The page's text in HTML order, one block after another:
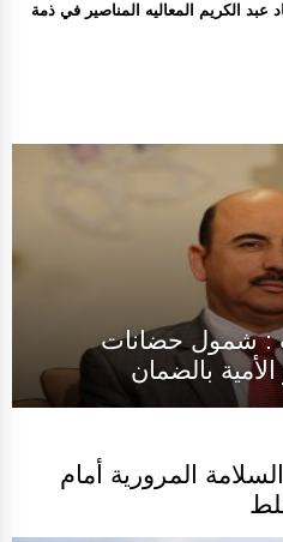
عبد الكريم المعاليه المناصير في ذمة
: شمول حضانات
بالضمان
المرورية أمام